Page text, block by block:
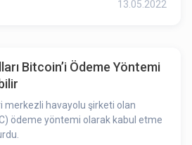
13.05.2022
Bitcoin’i Ödeme Yöntemi
merkezli havayolu şirketi olan
ödeme yöntemi olarak kabul etme